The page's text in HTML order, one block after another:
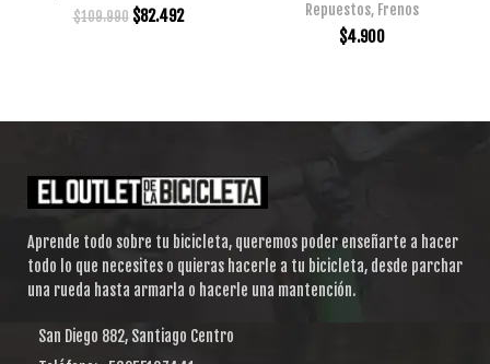
$109.990 $82.492 Repuestos, Frenos
$4.900
Aprende todo sobre tu bicicleta, queremos poder enseñarte a hacer
todo lo que necesites o quieras hacerle a tu bicicleta, desde parchar
una rueda hasta armarla o hacerle una mantención.
San Diego 882, Santiago Centro